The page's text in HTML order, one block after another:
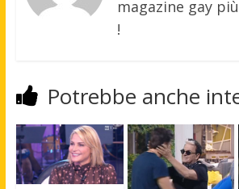
magazine gay
!
Potrebbe anche